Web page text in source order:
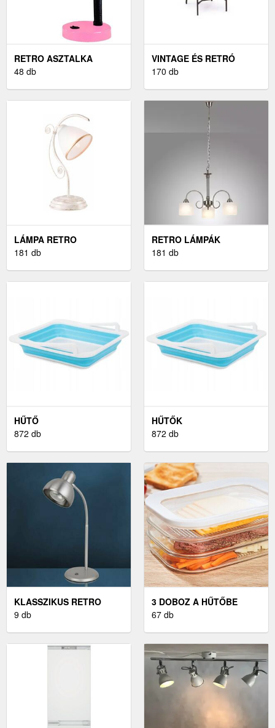
RETRO ASZTALKA
48 db
VINTAGE ÉS RETRÓ
170 db
LÁMPA RETRO
181 db
RETRO LÁMPÁK
181 db
HŰTŐ
872 db
HŰTŐK
872 db
KLASSZIKUS RETRO
ASZTALI LÁMPA
9 db
3 DOBOZ A HŰTŐBE
67 db